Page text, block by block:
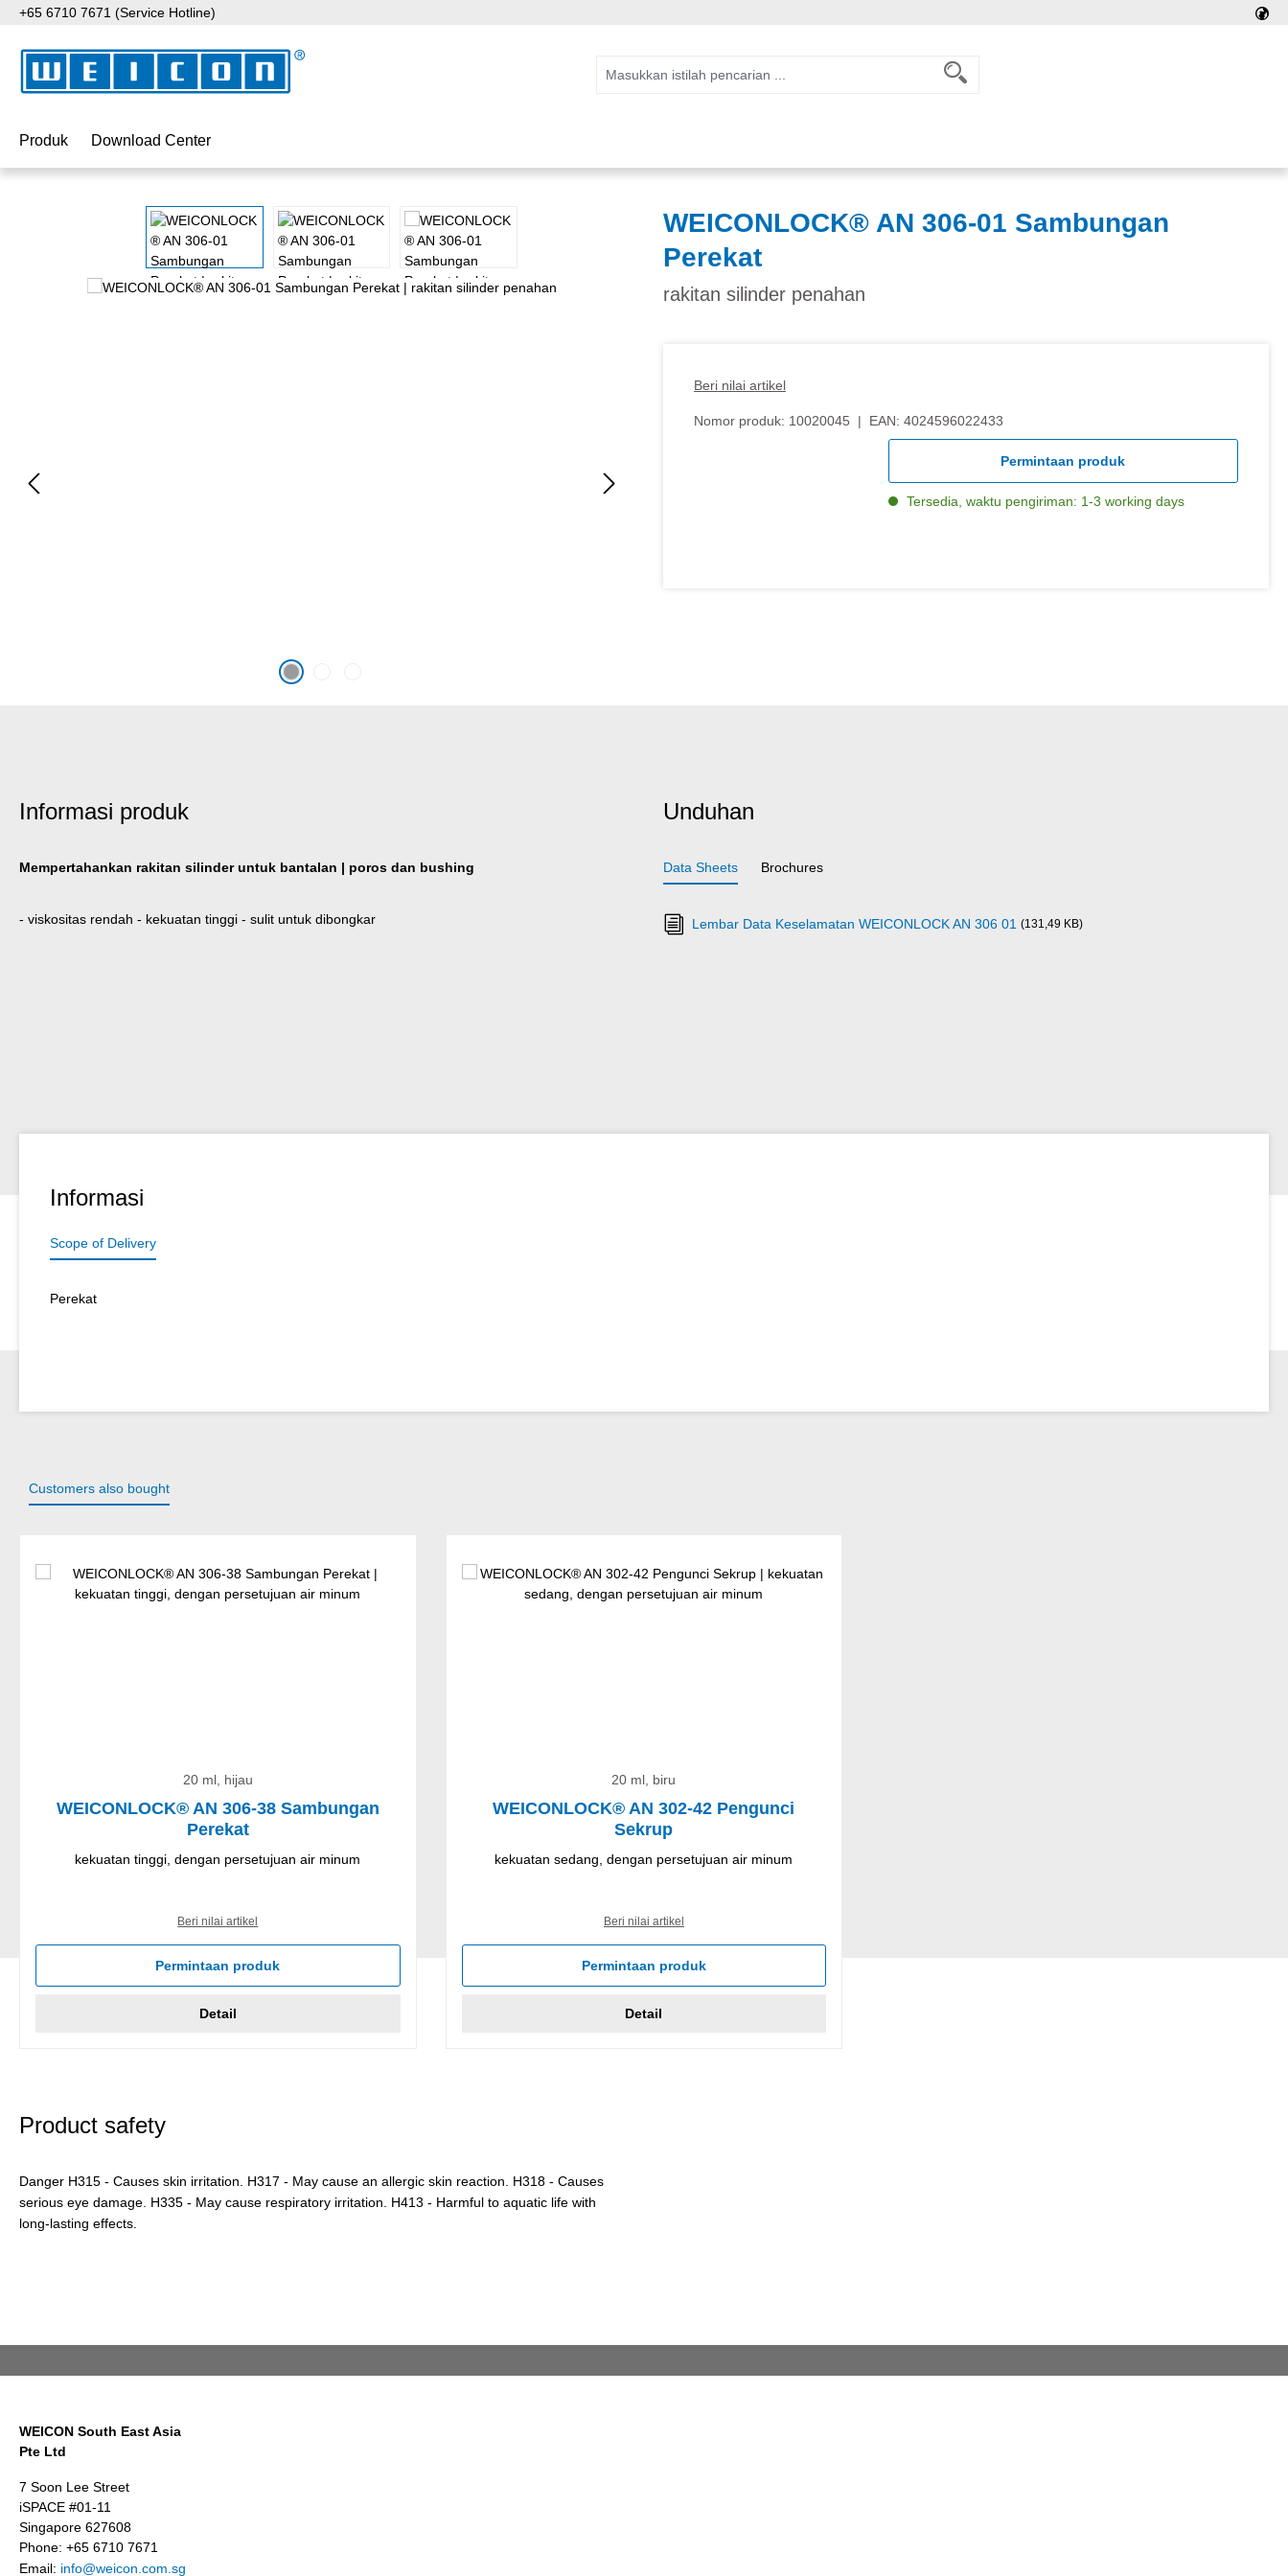
ke konten utama
Lewati ke pencarian
Lewati ke navigasi utama
+65 6710 7671 (Service Hotline)
Produk Download Center
WEICONLOCK® AN 306-01 Sambungan
Perekat
rakitan silinder penahan
Beri nilai artikel
Nomor produk: 10020045 | EAN: 4024596022433
Permintaan produk
Tersedia, waktu pengiriman: 1-3 working days
Informasi produk
Mempertahankan rakitan silinder untuk bantalan | poros dan bushing
- viskositas rendah - kekuatan tinggi - sulit untuk dibongkar
Unduhan
Data Sheets Brochures
Lembar Data Keselamatan WEICONLOCK AN 306 01 (131,49 KB)
Informasi
Scope of Delivery
Perekat
Customers also bought
20 ml, hijau
WEICONLOCK® AN 306-38 Sambungan
Perekat
kekuatan tinggi, dengan persetujuan air minum
Beri nilai artikel
Permintaan produk
Detail
20 ml, biru
WEICONLOCK® AN 302-42 Pengunci
Sekrup
kekuatan sedang, dengan persetujuan air minum
Beri nilai artikel
Permintaan produk
Detail
Product safety
Danger H315 - Causes skin irritation. H317 - May cause an allergic skin reaction. H318 - Causes
serious eye damage. H335 - May cause respiratory irritation. H413 - Harmful to aquatic life with
long-lasting effects.
WEICON South East Asia
Pte Ltd
7 Soon Lee Street
iSPACE #01-11
Singapore 627608
Phone: +65 6710 7671
Email: info@weicon.com.sg